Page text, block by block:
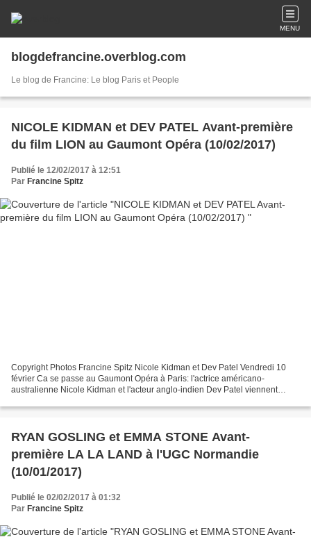
MENU
blogdefrancine.overblog.com
Le blog de Francine: Le blog Paris et People
NICOLE KIDMAN et DEV PATEL Avant-première
du film LION au Gaumont Opéra (10/02/2017)
Publié le 12/02/2017 à 12:51
Par Francine Spitz
Copyright Photos Francine Spitz Nicole Kidman et Dev Patel Vendredi 10
février Ca se passe au Gaumont Opéra à Paris: l'actrice américano-
australienne Nicole Kidman et l'acteur anglo-indien Dev Patel viennent
RYAN GOSLING et EMMA STONE Avant-
première LA LA LAND à l'UGC Normandie
(10/01/2017)
Publié le 02/02/2017 à 01:32
Par Francine Spitz